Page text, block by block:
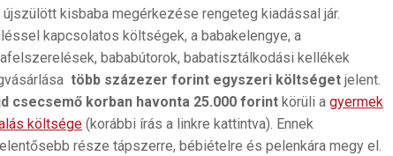
újszülött kisbaba megérkezése rengeteg kiadással jár.
kapcsolatos költségek, a babakelengye, a
bababútorok, babatisztálkodási kellékek
több százezer forint egyszeri költséget jelent.
csecsemő korban havonta 25.000 forint körüli a gyermek
költsége (korábbi írás a linkre kattintva). Ennek
része tápszerre, bébiételre és pelenkára megy el.